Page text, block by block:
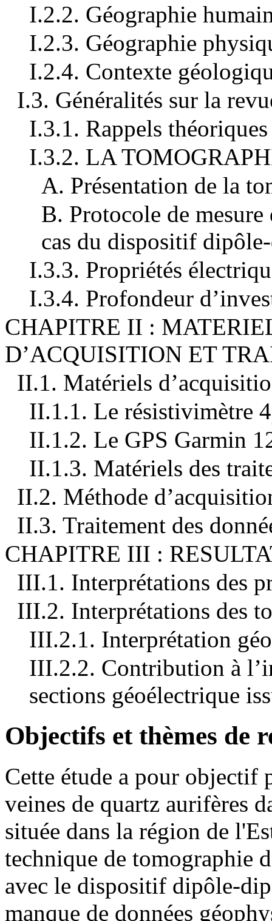
I.2.2. Géographie
I.2.3. Géographie
I.2.4. Contexte
I.3. Généralités sur la
I.3.1. Rappels
I.3.2. LA
A. Présentation de la
B. Protocole de
cas du dispositif
I.3.3. Propriétés
I.3.4. Profondeur
CHAPITRE II :
D’ACQUISITION ET
II.1. Matériels
II.1.1. Le résistivimètre
II.1.2. Le GPS Garmin
II.1.3. Matériels des
II.2. Méthode
II.3. Traitement des
CHAPITRE III :
III.1. Interprétations des
III.2. Interprétations des
III.2.1. Interprétation
III.2.2. Contribution à
sections géoélectrique
Objectifs et thèmes de
Cette étude a pour objectif
veines de quartz aurifères
située dans la région de
technique de tomographie
avec le dispositif dipôle-
manque de données